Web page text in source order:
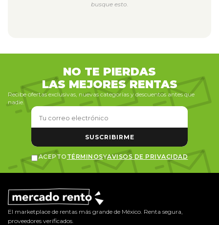
busque esto.
NO TE PIERDAS
LAS MEJORES RENTAS
Recibe ofertas exclusivas, nuevas categorías y descuentos antes que
nadie.
SUSCRIBIRME
ACEPTO TÉRMINOSYAVISOS DE PRIVACIDAD
El marketplace de rentas más grande de México. Renta segura,
proveedores verificados.